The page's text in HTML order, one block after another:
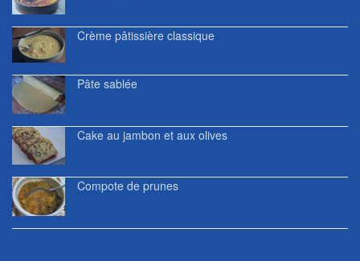
Crème pâtissière classique
Pâte sablée
Cake au jambon et aux olives
Compote de prunes